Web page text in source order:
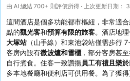
由 AI 總結 700+ 則評價所得 · 上次更新日期：
這間酒店是個多功能都市樞紐，非常適
點的觀光客和預算有限的旅客。酒店地
大塚站 （山手線）和東池袋站僅需步行
客房內設有微波爐和雪櫃 ，部分客房甚
自行煮食。住客一致讚揚員工有禮且樂於
多本地餐廳和便利店可供用餐。為了獲